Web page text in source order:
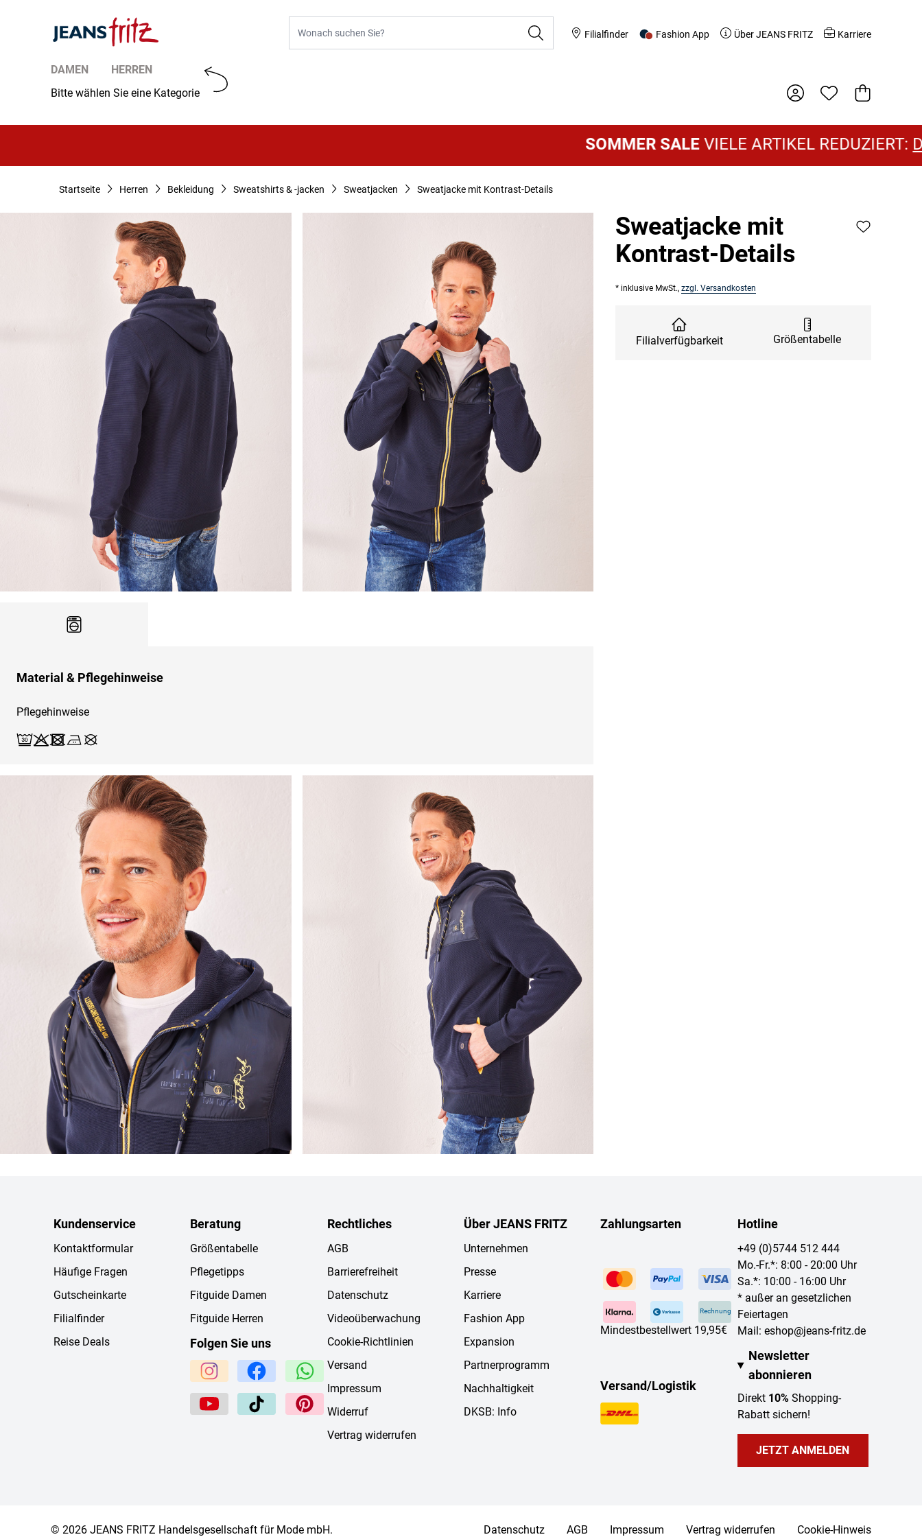
Filialfinder Fashion App Über JEANS FRITZ Karriere
DAMEN
HERREN
Bitte wählen Sie eine Kategorie
Warenkorb
SOMMER SALEVIELE ARTIKEL REDUZIERT:DAMEN
Startseite Herren Bekleidung Sweatshirts & -jacken Sweatjacken Sweatjacke mit Kontrast-Details
Material & Pflegehinweise
Pflegehinweise
Sweatjacke mit
Kontrast-Details
* inklusive MwSt., zzgl. Versandkosten
Filialverfügbarkeit Größentabelle
Kundenservice
Kontaktformular
Häufige Fragen
Gutscheinkarte
Filialfinder
Reise Deals
Beratung
Größentabelle
Pflegetipps
Fitguide Damen
Fitguide Herren
Folgen Sie uns
Rechtliches
AGB
Barrierefreiheit
Datenschutz
Videoüberwachung
Cookie-Richtlinien
Versand
Impressum
Widerruf
Vertrag widerrufen
Über JEANS FRITZ
Unternehmen
Presse
Karriere
Fashion App
Expansion
Partnerprogramm
Nachhaltigkeit
DKSB: Info
Zahlungsarten
Rechnung
Mindestbestellwert 19,95€
Versand/Logistik
Hotline
+49 (0)5744 512 444
Mo.-Fr.*: 8:00 - 20:00 Uhr
Sa.*: 10:00 - 16:00 Uhr
* außer an gesetzlichen
Feiertagen
Mail: eshop@jeans-fritz.de
Newsletter
abonnieren
Direkt 10%Shopping-
Rabatt sichern!
JETZT ANMELDEN
© 2026 JEANS FRITZ Handelsgesellschaft für Mode mbH. Datenschutz AGB Impressum Vertrag widerrufen Cookie-Hinweis